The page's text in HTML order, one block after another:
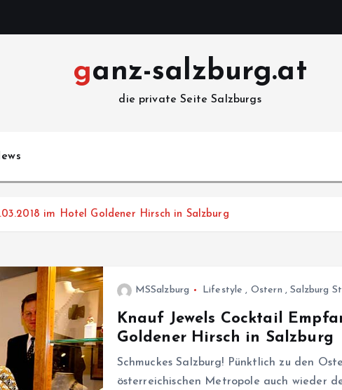
ganz-salzburg.at
die private Seite Salzburgs
im Hotel Goldener Hirsch in Salzburg
MSSalzburg Lifestyle , Ostern ,Salzburg
Knauf Jewels Cocktail
Goldener Hirsch in Salzburg
Schmuckes Salzburg! Pünktlich zu den
österreichischen Metropole auch wieder